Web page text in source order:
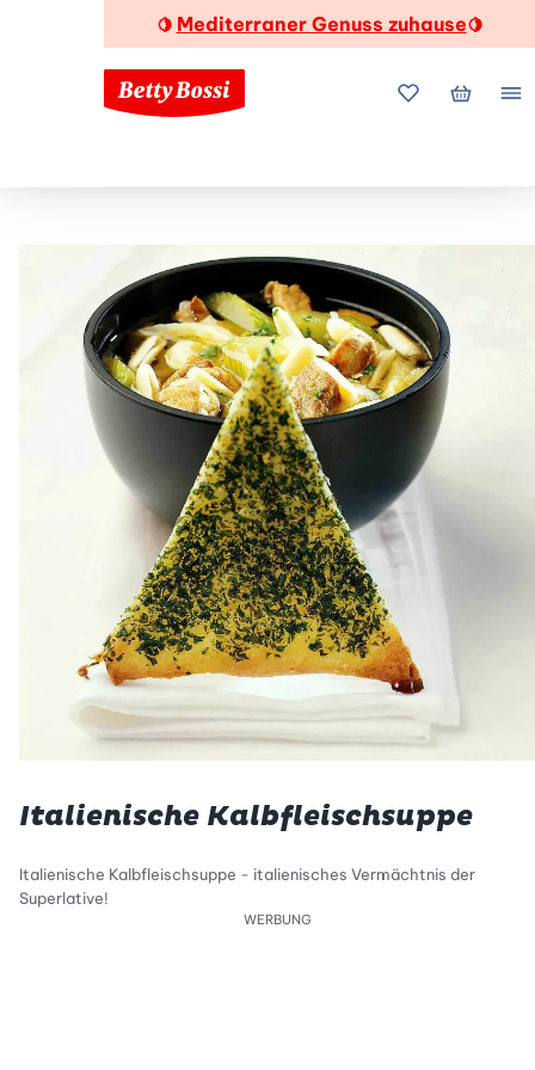
🍋 Mediterraner Genuss zuhause🍋
MeineMein
Italienische Kalbfleischsuppe
Italienische Kalbfleischsuppe - italienisches Vermächtnis der
Superlative!
WERBUNG